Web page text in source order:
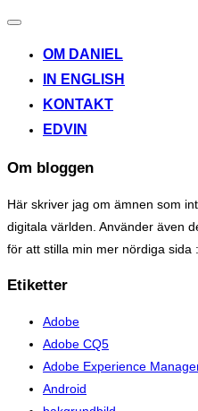
Toggle
OM DANIEL
IN ENGLISH
KONTAKT
EDVIN
Om bloggen
Här skriver jag om ämnen som
digitala världen. Använder även
för att stilla min mer nördiga sida
Etiketter
Adobe
Adobe CQ5
Adobe Experience
Android